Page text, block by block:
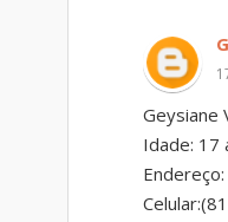
Geysiane
Idade: 17